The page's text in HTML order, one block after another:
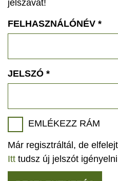
ÖKOTURIZMUS
GEOPARKOK
jelszavát!
FELHASZNÁLÓNÉV *
JELSZÓ *
EMLÉKEZZ RÁM
Már regisztráltál, de
Itt tudsz új jelszót